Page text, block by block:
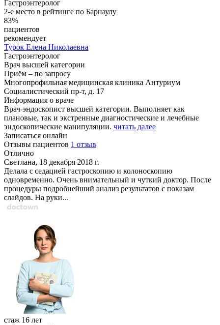
Гастроэнтеролог
2-е место в рейтинге по Барнаулу
83%
пациентов
рекомендует
Турок Елена Николаевна
Гастроэнтеролог
Врач высшей категории
Приём – по запросу
Многопрофильная медицинская клиника Антуриум
Социалистический пр-т, д. 17
Информация о враче
Врач-эндоскопист высшей категории. Выполняет как
плановые, так и экстренные диагностические и лечебные
эндоскопические манипуляции. читать далее
Записаться онлайн
Отзывы пациентов 1 отзыв
Отлично
Светлана, 18 декабря 2018 г.
Делала с седацией гастроскопию и колоноскопию
одновременно. Очень внимательный и чуткий доктор. После
процедуры подробнейший анализ результатов с показам
слайдов. На руки...
стаж 16 лет